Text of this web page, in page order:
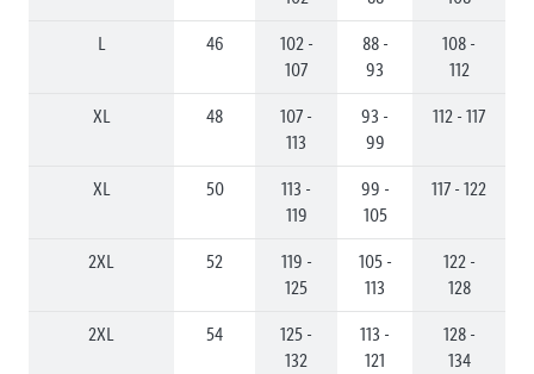
L 46
102 -
107
88 -
93
108 -
112
XL 48
107 -
113
93 -
99
112 - 117
XL 50
113 -
119
99 -
105
117 - 122
2XL 52
119 -
125
105 -
113
122 -
128
2XL 54
125 -
132
113 -
121
128 -
134